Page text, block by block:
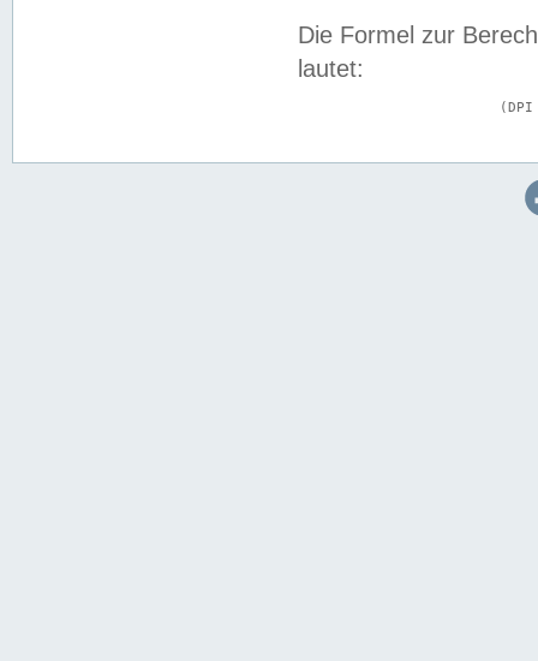
Die Formel zur
lautet: